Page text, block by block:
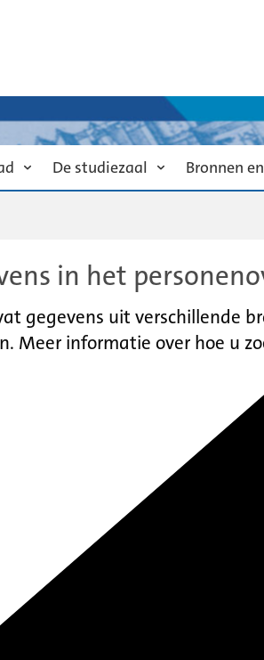
De studiezaal Bronnen
in het
gegevens uit verschillende
Meer informatie over hoe u